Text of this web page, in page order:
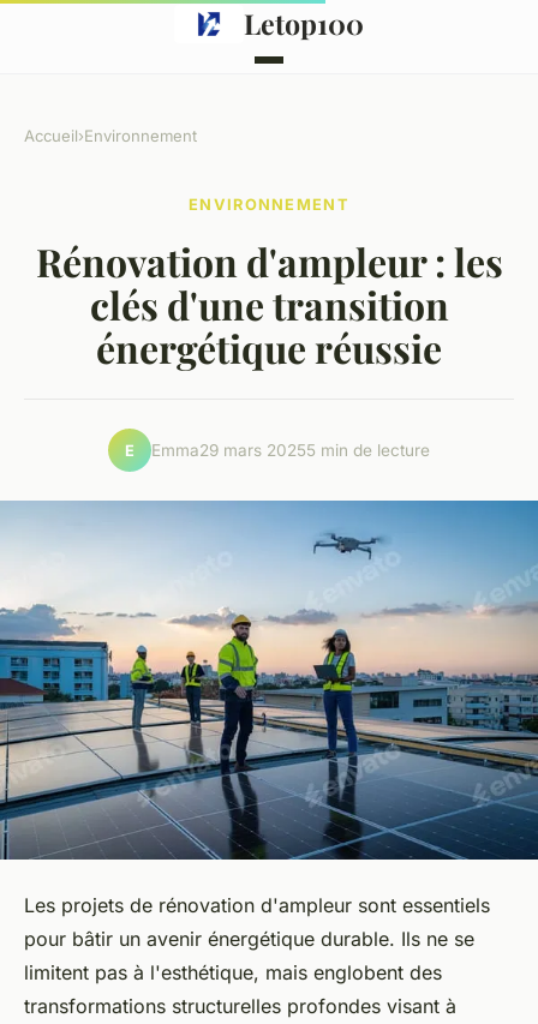
Letop100
Accueil›Environnement
ENVIRONNEMENT
Rénovation d'ampleur : les
clés d'une transition
énergétique réussie
E Emma29 mars 20255 min de lecture
Les projets de rénovation d'ampleur sont essentiels
pour bâtir un avenir énergétique durable. Ils ne se
limitent pas à l'esthétique, mais englobent des
transformations structurelles profondes visant à